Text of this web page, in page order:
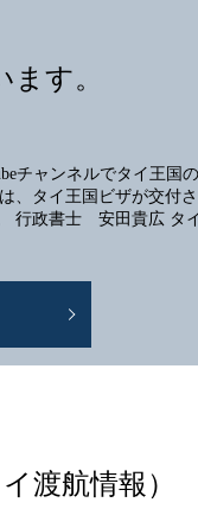
す。
チャンネルでタイ王国の
、タイ王国ビザが交付さ
行政書士 安田貴広 タ
渡航情報）